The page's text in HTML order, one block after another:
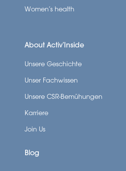
Women’s health
About Activ’Inside
Unsere Geschichte
Unser Fachwissen
Unsere CSR-Bemühungen
Karriere
Join Us
Blog